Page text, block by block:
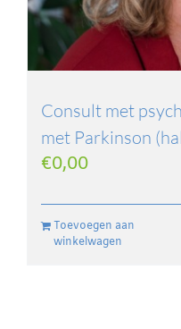
Consult met
met Parkinson
€0,00
Toevoegen aan
winkelwagen